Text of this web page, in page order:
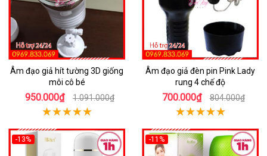
Âm đạo giả hít tường 3D giống
môi cô bé
950.000₫ 1.091.000₫
Âm đạo giả đèn pin Pink Lady
rung 4 chế độ
700.000₫ 804.000₫
-13% -11%